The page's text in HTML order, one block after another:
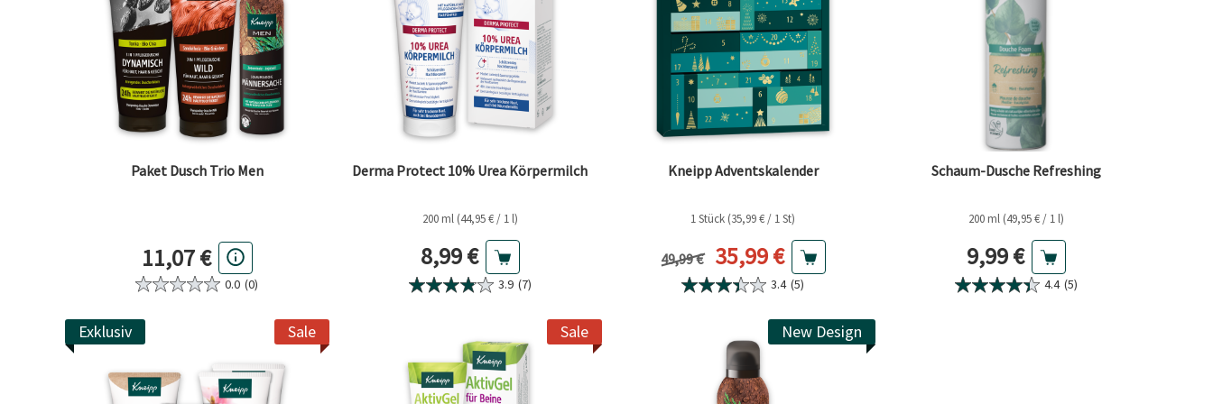
Paket Dusch Trio Men
11,07 €
0.0 (0)
Derma Protect 10% Urea Körpermilch
200 ml (44,95 € / 1 l)
Aktueller Preis
8,99 €
3.9 (7)
Kneipp Adventskalender
1 Stück (35,99 € / 1 St)
Vorheriger Preis
49,99 € Aktueller Preis
35,99 €
3.4 (5)
Schaum-Dusche Refreshing
200 ml (49,95 € / 1 l)
Aktueller Preis
9,99 €
4.4 (5)
Sale
Exklusiv Sale New Design